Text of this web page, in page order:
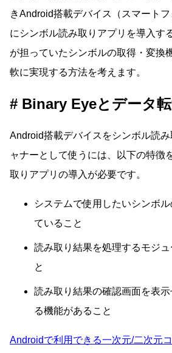
きAndroid搭載デバイス（スマートフ
にシンボル読み取りアプリを導入す
が担っていたシンボルの取得・変換
軟に実現する方法を考えます。
Binary Eyeとデータ
Android搭載デバイスをシンボル読
ャナーとして使うには、以下の特徴
取りアプリの導入が必要です。
システムで使用したいシンボ
ていること
読み取り結果を処理するモジュ
と
読み取り結果の確認画面を表
る機能があること
Androidで利用できる一次元/二次元